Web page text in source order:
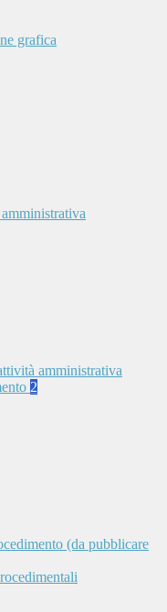
grafica
amministrativa
2
(da pubblicare